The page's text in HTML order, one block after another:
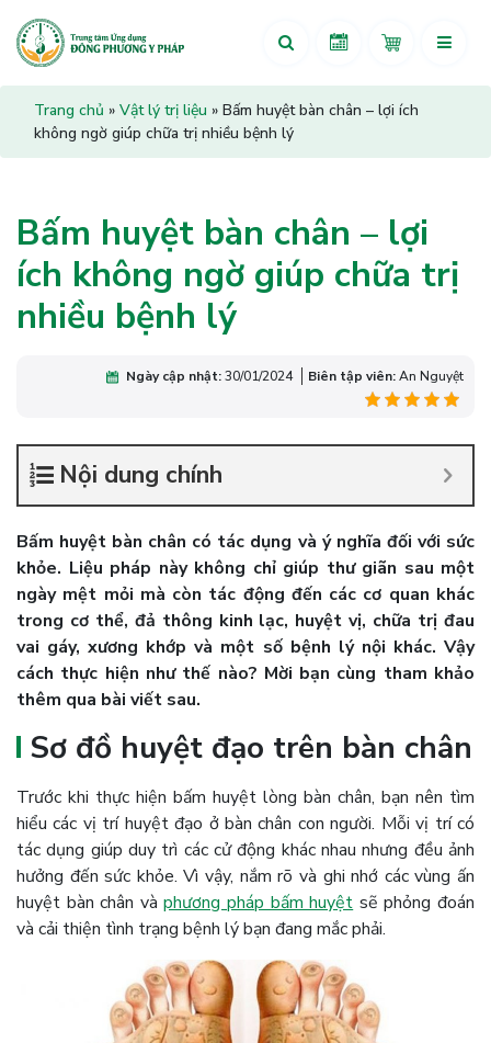
Trang chủ » Vật lý trị liệu » Bấm huyệt bàn chân – lợi ích
không ngờ giúp chữa trị nhiều bệnh lý
Bấm huyệt bàn chân – lợi
ích không ngờ giúp chữa trị
nhiều bệnh lý
Ngày cập nhật:30/01/2024 Biên tập viên:An Nguyệt
Nội dung chính
Bấm huyệt bàn chân có tác dụng và ý nghĩa đối với sức
khỏe. Liệu pháp này không chỉ giúp thư giãn sau một
ngày mệt mỏi mà còn tác động đến các cơ quan khác
trong cơ thể, đả thông kinh lạc, huyệt vị, chữa trị đau
vai gáy, xương khớp và một số bệnh lý nội khác. Vậy
cách thực hiện như thế nào? Mời bạn cùng tham khảo
thêm qua bài viết sau.
Sơ đồ huyệt đạo trên bàn chân
Trước khi thực hiện bấm huyệt lòng bàn chân, bạn nên tìm
hiểu các vị trí huyệt đạo ở bàn chân con người. Mỗi vị trí có
tác dụng giúp duy trì các cử động khác nhau nhưng đều ảnh
hưởng đến sức khỏe. Vì vậy, nắm rõ và ghi nhớ các vùng ấn
huyệt bàn chân vàphương pháp bấm huyệt sẽ phỏng đoán
và cải thiện tình trạng bệnh lý bạn đang mắc phải.